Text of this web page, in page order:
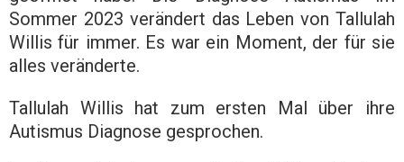
Sommer 2023 verändert das Leben von Tallulah
Willis für immer. Es war ein Moment, der für sie
alles veränderte.
Tallulah Willis hat zum ersten Mal über ihre
Autismus Diagnose gesprochen.